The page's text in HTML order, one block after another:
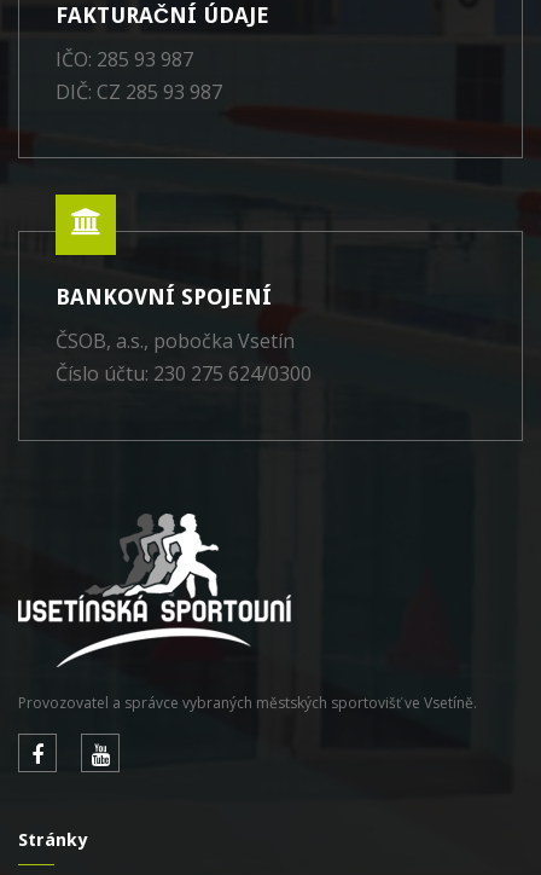
FAKTURAČNÍ ÚDAJE
IČO: 285 93 987
DIČ: CZ 285 93 987
BANKOVNÍ SPOJENÍ
ČSOB, a.s., pobočka Vsetín
Číslo účtu: 230 275 624/0300
Provozovatel a správce vybraných městských sportovišť ve Vsetíně.
Stránky